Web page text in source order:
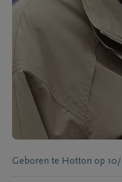
Geboren te Hotton op 10/